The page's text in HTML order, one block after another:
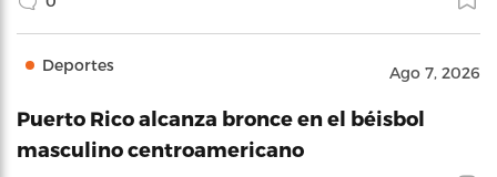
Deportes Ago 7, 2026
Puerto Rico alcanza bronce en el béisbol
masculino centroamericano